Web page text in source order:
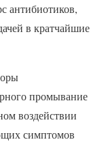
антибиотиков,
в кратчайшие
промывание
воздействии
симптомов